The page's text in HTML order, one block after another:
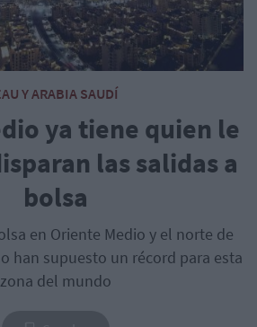
Y ARABIA SAUDÍ
ya tiene quien le
las salidas a
bolsa
en Oriente Medio y el norte de
han supuesto un récord para esta
zona del mundo